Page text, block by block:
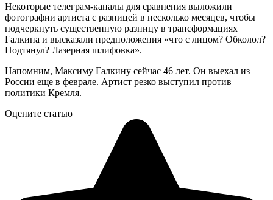
Некоторые телеграм-каналы для сравнения выложили
фотографии артиста с разницей в несколько месяцев, чтобы
подчеркнуть существенную разницу в трансформациях
Галкина и высказали предположения «что с лицом? Обколол?
Подтянул? Лазерная шлифовка».
Напомним, Максиму Галкину сейчас 46 лет. Он выехал из
России еще в феврале. Артист резко выступил против
политики Кремля.
Оцените статью